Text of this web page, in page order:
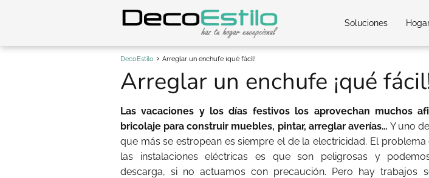
Soluciones
DecoEstilo Arreglar un enchufe ¡qué fácil!
Arreglar un enchufe ¡qué
Las vacaciones y los días festivos los aprovechan muchos
bricolaje para construir muebles, pintar, arreglar averías…Y uno
que más se estropean es siempre el de la electricidad. El
las instalaciones eléctricas es que son peligrosas y
descarga, si no actuamos con precaución. Pero hay trabajos